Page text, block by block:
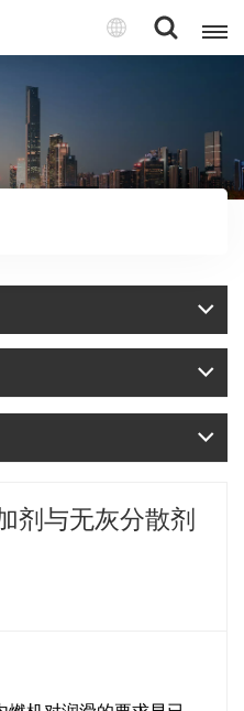
English
Русский
中文
Español
剂与无灰分散剂